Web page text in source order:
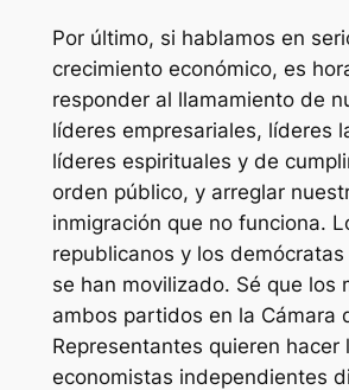
Por último, si hablamos en
crecimiento económico, es
responder al llamamiento de
líderes empresariales, líderes
líderes espirituales y de
orden público, y arreglar
inmigración que no funciona.
republicanos y los
se han movilizado. Sé que los
ambos partidos en la Cámara
Representantes quieren hacer
economistas independientes